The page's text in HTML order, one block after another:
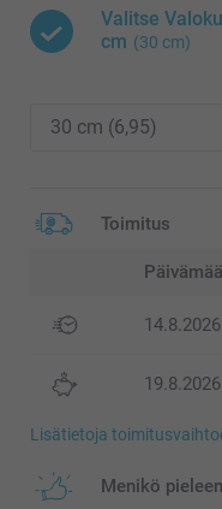
Valitse
cm (30 cm)
Toimitus
14.8.2026
19.8.2026
Lisätietoja
Menikö